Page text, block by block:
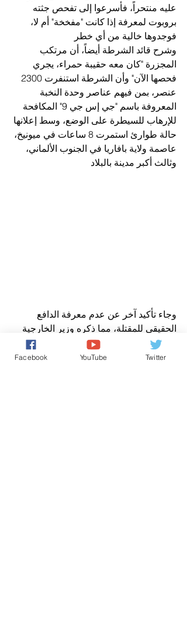
عليه منتحراً، فأسرعوا إلى تفحص جثته
بروبوت لمعرفة إذا كانت "مفخخة" أم لا،
فوجدوها خالية من أي خطر
وشرح قائد الشرطة أيضاً، أن مرتكب
المجزرة "كان معه حقيبة حمراء، يجري
عنصر، بمن فيهم عناصر وحدة النخبة
المعروفة باسم "جي إس جي 9" المكافحة
للإرهاب للسيطرة على الوضع، وسط إعلانها
حالة طوارئ استمرت 8 ساعات في ميونيخ،
عاصمة ولاية بافاريا في الجنوب الألماني،
وثالث أكبر مدينة بالبلاد
وجاء تأكيد آخر عن عدم معرفة الدافع
الحقيقي للمقتلة، مما ذكره وزير الخارجية
الألماني، فرانك فالتر شتاينماير ، في بيان
أرسله بالبريد الإلكتروني إلى الوكالات، وأكد
Facebook YouTube Twitter